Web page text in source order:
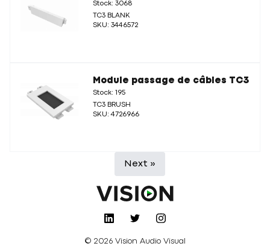
Stock: 3068
TC3 BLANK
SKU: 3446572
Module passage de câbles TC3
Stock: 195
TC3 BRUSH
SKU: 4726966
Next »
© 2026 Vision Audio Visual